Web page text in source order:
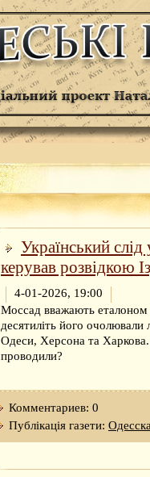
Український
керував розвідкою
4-01-2026, 19:00
Моссад вважають еталоном
десятиліть його
Одеси, Херсона та Харкова.
проводили?
Комментариев: 0
Публікація газети: